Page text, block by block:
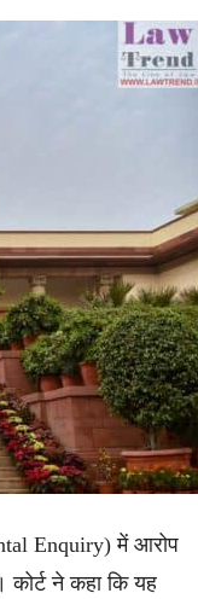
Enquiry) में आरोप
ने कहा कि यह